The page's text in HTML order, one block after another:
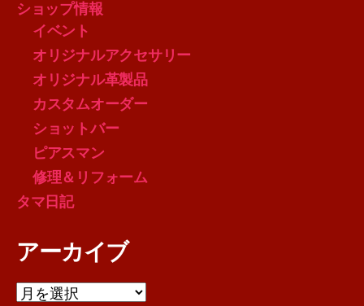
ショップ情報
イベント
オリジナルアクセサリー
オリジナル革製品
カスタムオーダー
ショットバー
ピアスマン
修理＆リフォーム
タマ日記
アーカイブ
ア